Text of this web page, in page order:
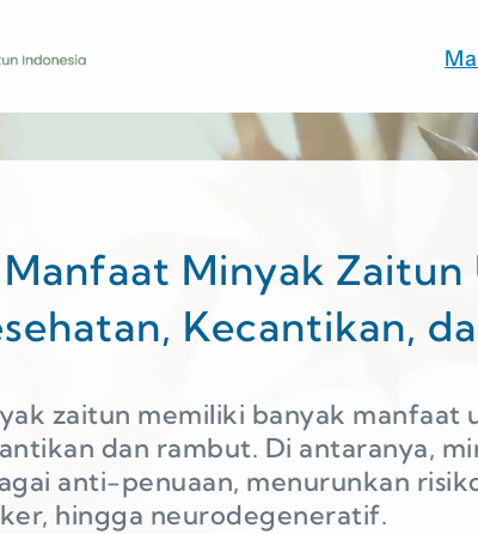
Manfaat Minyak
Kecantikan,
zaitun memiliki banyak manfaat
dan rambut. Di antaranya,
anti-penuaan, menurunkan
hingga neurodegeneratif.